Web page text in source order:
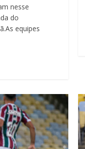
nesse
do
equipes